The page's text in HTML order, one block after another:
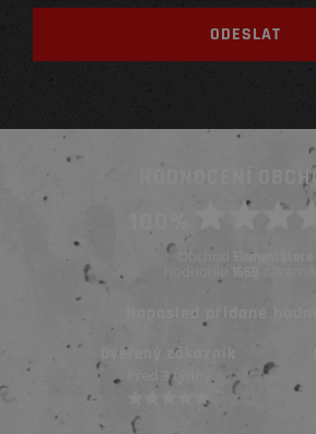
HODNOCENÍ
Obchod ElementStore
hodnotilo
Naposled přidané
Ověřený zákazník
Před 3 týdny